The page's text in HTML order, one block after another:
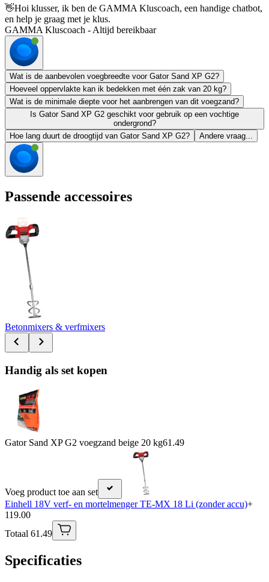
👋Hoi klusser, ik ben de GAMMA Kluscoach, een handige chatbot,
en help je graag met je klus.
GAMMA Kluscoach - Altijd bereikbaar
Wat is de aanbevolen voegbreedte voor Gator Sand XP G2?
Hoeveel oppervlakte kan ik bedekken met één zak van 20 kg?
Wat is de minimale diepte voor het aanbrengen van dit voegzand?
Is Gator Sand XP G2 geschikt voor gebruik op een vochtige
ondergrond?
Hoe lang duurt de droogtijd van Gator Sand XP G2?
Andere vraag...
Passende accessoires
Betonmixers & verfmixers
Handig als set kopen
Gator Sand XP G2 voegzand beige 20 kg61.49
Voeg product toe aan set
Einhell 18V verf- en mortelmenger TE-MX 18 Li (zonder accu)+
119.00
Totaal 61.49
Specificaties